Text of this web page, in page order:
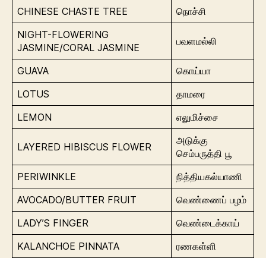
CHINESE CHASTE TREE
நொச்சி
NIGHT-FLOWERING
JASMINE/CORAL JASMINE
பவளமல்லி
GUAVA
கொய்யா
LOTUS
தாமரை
LEMON
எலுமிச்சை
LAYERED HIBISCUS FLOWER
அடுக்கு
செம்பருத்தி பூ
PERIWINKLE
நித்தியகல்யாணி
AVOCADO/BUTTER FRUIT
வெண்ணைப் பழம்
LADY’S FINGER
வெண்டைக்காய்
KALANCHOE PINNATA
ரணகள்ளி